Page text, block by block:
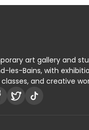
art gallery and
les-Bains, with
and creative